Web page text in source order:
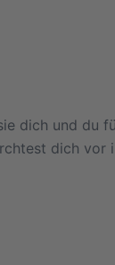
dich und du
dich